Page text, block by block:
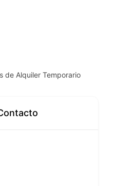
de Alquiler Temporario